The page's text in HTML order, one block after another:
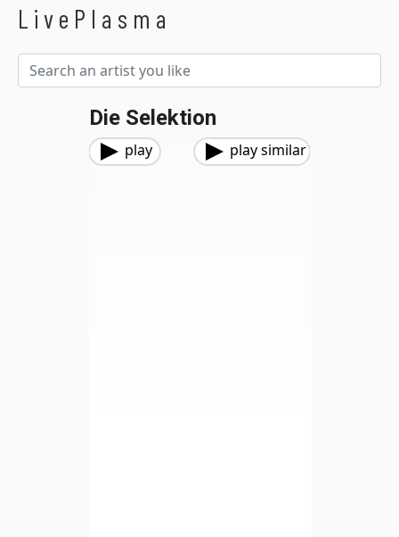
LivePlasma
Die Selektion
play play similar